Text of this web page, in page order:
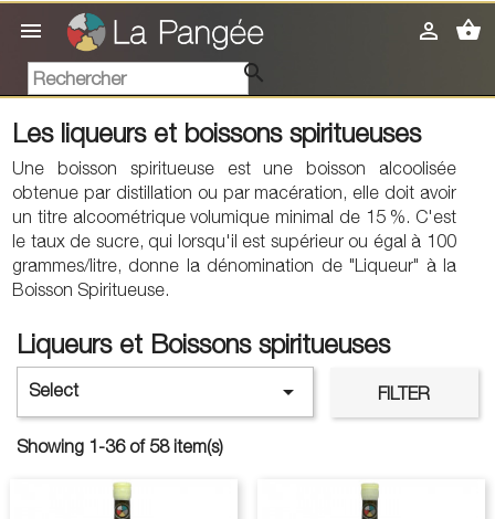
 shopping_basket


Les liqueurs et boissons spiritueuses
Une boisson spiritueuse est une boisson alcoolisée
obtenue par distillation ou par macération, elle doit avoir
un titre alcoométrique volumique minimal de 15 %. C'est
le taux de sucre, qui lorsqu'il est supérieur ou égal à 100
grammes/litre, donne la dénomination de "Liqueur" à la
Boisson Spiritueuse.
Liqueurs et Boissons spiritueuses
Select  FILTER
Showing 1-36 of 58 item(s)